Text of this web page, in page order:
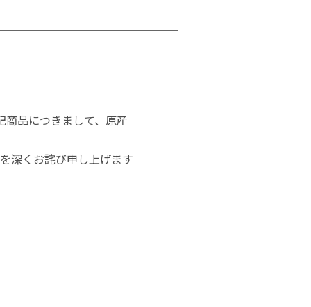
商品につきまして、原産
深くお詫び申し上げます